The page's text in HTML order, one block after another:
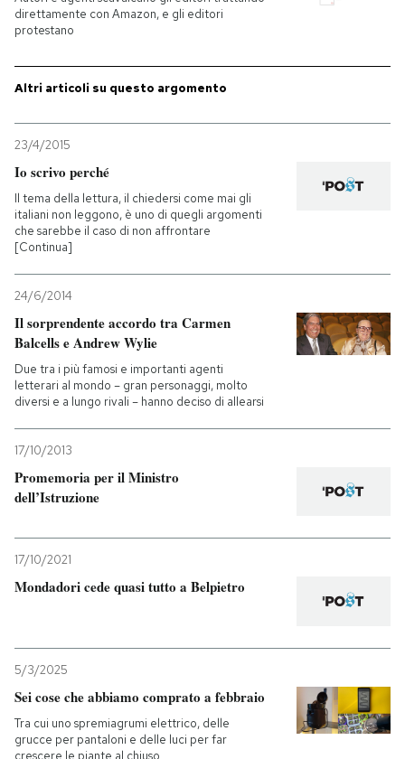
direttamente con Amazon, e gli editori
protestano
Altri articoli su questo argomento
23/4/2015
Io scrivo perché
Il tema della lettura, il chiedersi come mai gli
italiani non leggono, è uno di quegli argomenti
che sarebbe il caso di non affrontare
[Continua]
24/6/2014
Il sorprendente accordo tra Carmen
Balcells e Andrew Wylie
Due tra i più famosi e importanti agenti
letterari al mondo – gran personaggi, molto
diversi e a lungo rivali – hanno deciso di allearsi
17/10/2013
Promemoria per il Ministro
dell’Istruzione
17/10/2021
Mondadori cede quasi tutto a Belpietro
5/3/2025
Sei cose che abbiamo comprato a febbraio
Tra cui uno spremiagrumi elettrico, delle
grucce per pantaloni e delle luci per far
crescere le piante al chiuso